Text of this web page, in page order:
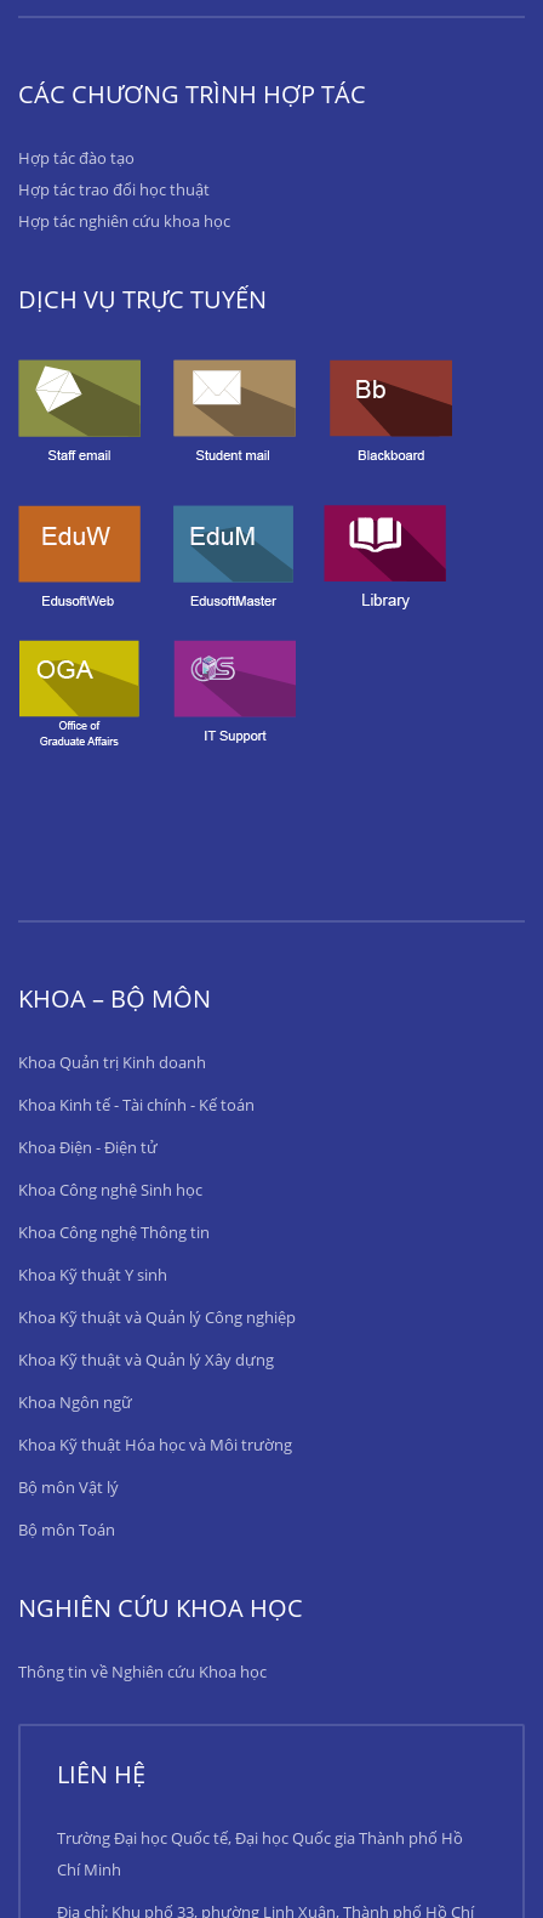
CÁC CHƯƠNG TRÌNH HỢP TÁC
Hợp tác đào tạo
Hợp tác trao đổi học thuật
Hợp tác nghiên cứu khoa học
DỊCH VỤ TRỰC TUYẾN
KHOA – BỘ MÔN
Khoa Quản trị Kinh doanh
Khoa Kinh tế - Tài chính - Kế toán
Khoa Điện - Điện tử
Khoa Công nghệ Sinh học
Khoa Công nghệ Thông tin
Khoa Kỹ thuật Y sinh
Khoa Kỹ thuật và Quản lý Công nghiệp
Khoa Kỹ thuật và Quản lý Xây dựng
Khoa Ngôn ngữ
Khoa Kỹ thuật Hóa học và Môi trường
Bộ môn Vật lý
Bộ môn Toán
NGHIÊN CỨU KHOA HỌC
Thông tin về Nghiên cứu Khoa học
LIÊN HỆ
Trường Đại học Quốc tế, Đại học Quốc gia Thành phố Hồ
Chí Minh
Địa chỉ: Khu phố 33, phường Linh Xuân, Thành phố Hồ Chí